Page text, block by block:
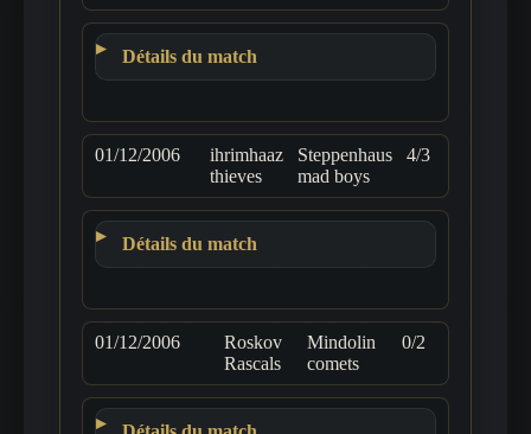
Détails du match
01/12/2006
ihrimhaaz
thieves
Steppenhaus
mad boys
4/3
Détails du match
01/12/2006
Roskov
Rascals
Mindolin
comets
0/2